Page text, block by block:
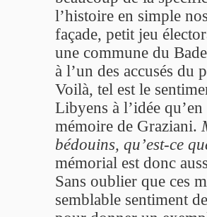
l’histoire en simple
façade, petit jeu
une commune du
à l’un des accusés du
Voilà, tel est le
Libyens à l’idée
mémoire de Graziani.
bédouins, qu’est-ce
mémorial est donc
Sans oublier que ces
semblable sentiment